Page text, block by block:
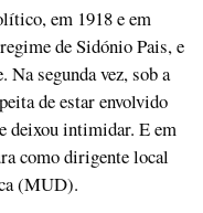
em 1918 e em
de Sidónio Pais, e
segunda vez, sob a
de estar envolvido
deixou intimidar. E em
como dirigente local
(MUD).